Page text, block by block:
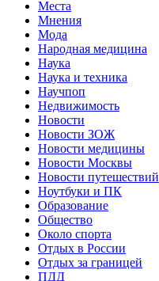
Места
Мнения
Мода
Народная медицина
Наука
Наука и техника
Научпоп
Недвижимость
Новости
Новости ЗОЖ
Новости медицины
Новости Москвы
Новости путешествий
Ноутбуки и ПК
Образование
Общество
Около спорта
Отдых в России
Отдых за границей
ПДД